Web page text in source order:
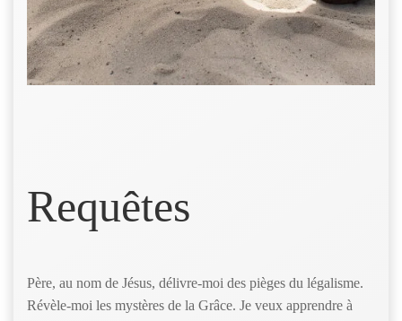
Requêtes
Père, au nom de Jésus, délivre-moi des pièges du légalisme.
Révèle-moi les mystères de la Grâce. Je veux apprendre à